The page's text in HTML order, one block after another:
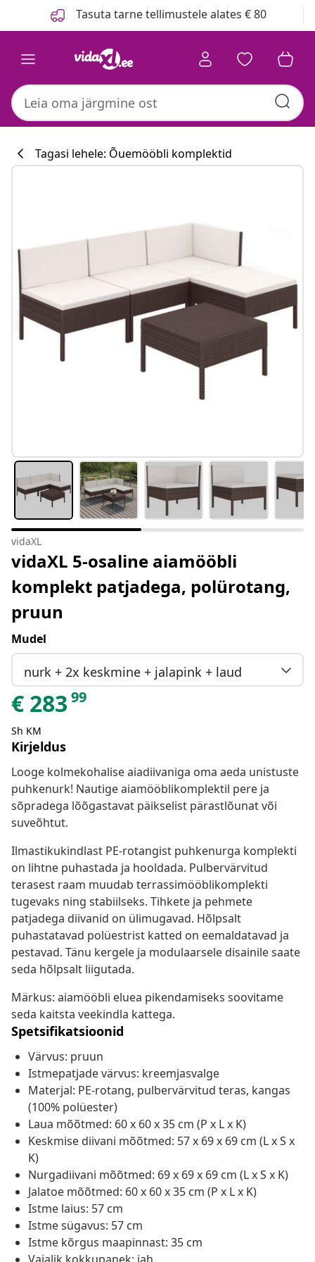
Tasuta tarne tellimustele alates € 80
#sharemevidaxl
Tagasi lehele: Õuemööbli komplektid
vidaXL
vidaXL 5-osaline aiamööbli
komplekt patjadega, polürotang,
pruun
Mudel
nurk + 2x keskmine + jalapink + laud
€ 283 99
Sh KM
Kirjeldus
Looge kolmekohalise aiadiivaniga oma aeda unistuste
puhkenurk! Nautige aiamööblikomplektil pere ja
sõpradega lõõgastavat päikselist pärastlõunat või
suveõhtut.
Ilmastikukindlast PE-rotangist puhkenurga komplekti
on lihtne puhastada ja hooldada. Pulbervärvitud
terasest raam muudab terrassimööblikomplekti
tugevaks ning stabiilseks. Tihkete ja pehmete
patjadega diivanid on ülimugavad. Hõlpsalt
puhastatavad polüestrist katted on eemaldatavad ja
pestavad. Tänu kergele ja modulaarsele disainile saate
seda hõlpsalt liigutada.
Märkus: aiamööbli eluea pikendamiseks soovitame
seda kaitsta veekindla kattega.
Spetsifikatsioonid
Värvus: pruun
Istmepatjade värvus: kreemjasvalge
Materjal: PE-rotang, pulbervärvitud teras, kangas
(100% polüester)
Laua mõõtmed: 60 x 60 x 35 cm (P x L x K)
Keskmise diivani mõõtmed: 57 x 69 x 69 cm (L x S x
K)
Nurgadiivani mõõtmed: 69 x 69 x 69 cm (L x S x K)
Jalatoe mõõtmed: 60 x 60 x 35 cm (P x L x K)
Istme laius: 57 cm
Istme sügavus: 57 cm
Istme kõrgus maapinnast: 35 cm